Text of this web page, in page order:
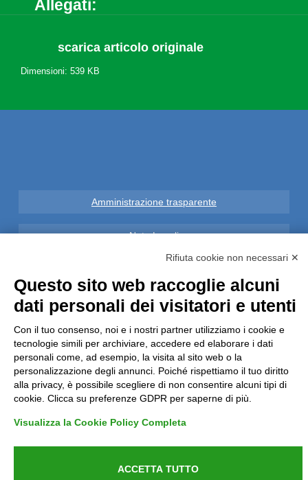
Allegati:
scarica articolo originale
Dimensioni: 539 KB
Amministrazione trasparente
Note Legali
Informative GDPR (679/2016)
Reclami
Rimborsi ed Indennizzi
Contatti
Azienda certificata UNI EN ISO 9001:2015
Rifiuta cookie non necessari ✕
Questo sito web raccoglie alcuni
dati personali dei visitatori e utenti
Con il tuo consenso, noi e i nostri partner utilizziamo i cookie e
tecnologie simili per archiviare, accedere ed elaborare i dati
personali come, ad esempio, la visita al sito web o la
personalizzazione degli annunci. Poiché rispettiamo il tuo diritto
alla privacy, è possibile scegliere di non consentire alcuni tipi di
cookie. Clicca su preferenze GDPR per saperne di più.
Visualizza la Cookie Policy Completa
ACCETTA TUTTO